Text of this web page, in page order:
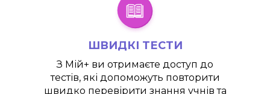
ШВИДКІ ТЕСТИ
З Мій+ ви отримаєте доступ до
тестів, які допоможуть повторити
швидко перевірити знання учнів та